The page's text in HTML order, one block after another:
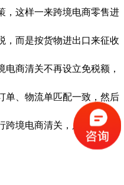
这样一来跨境电商零售进
，而是按货物进出口来征收
商清关不再设立免税额，
单、物流单匹配一致，然后
境电商清关，只有信息吻